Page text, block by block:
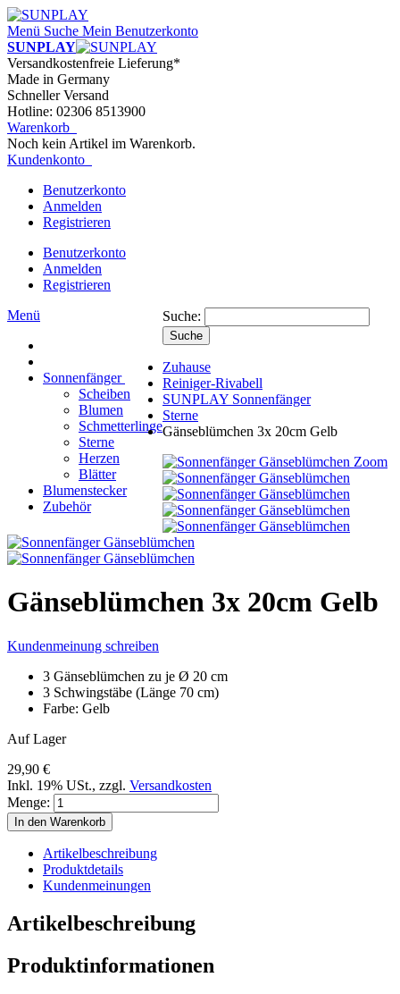
Menü Suche Mein Benutzerkonto
SUNPLAY
Versandkostenfreie Lieferung*
Made in Germany
Schneller Versand
Hotline: 02306 8513900
Warenkorb
Noch kein Artikel im Warenkorb.
Kundenkonto
Benutzerkonto
Anmelden
Registrieren
Benutzerkonto
Anmelden
Registrieren
Menü
Sonnenfänger
Scheiben
Blumen
Schmetterlinge
Sterne
Herzen
Blätter
Blumenstecker
Zubehör
Suche:
Suche
Zuhause
Reiniger-Rivabell
SUNPLAY Sonnenfänger
Sterne
Gänseblümchen 3x 20cm Gelb
Zoom
Gänseblümchen 3x 20cm Gelb
Kundenmeinung schreiben
3 Gänseblümchen zu je Ø 20 cm
3 Schwingstäbe (Länge 70 cm)
Farbe: Gelb
Auf Lager
29,90 €
Inkl. 19% USt., zzgl. Versandkosten
Menge:
In den Warenkorb
Artikelbeschreibung
Produktdetails
Kundenmeinungen
Artikelbeschreibung
Produktinformationen